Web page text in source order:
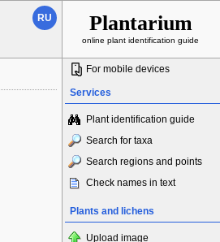
RU Plantarium
online plant identification guide
For mobile devices
Services
Plant identification guide
Search for taxa
Search regions and points
Check names in text
Plants and lichens
Upload image